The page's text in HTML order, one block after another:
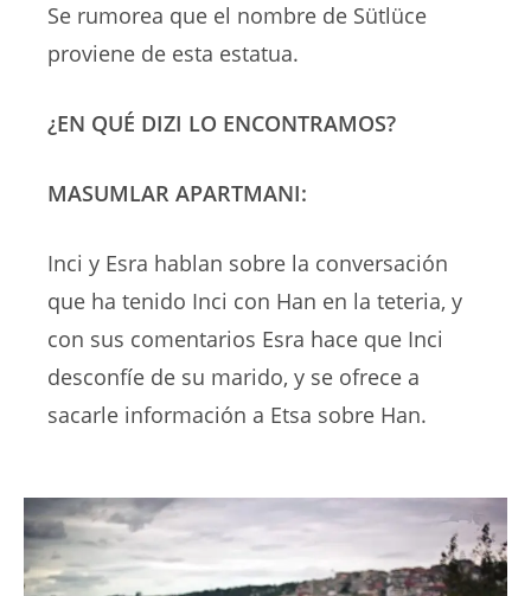
Se rumorea que el nombre de Sütlüce
proviene de esta estatua.
¿EN QUÉ DIZI LO ENCONTRAMOS?
MASUMLAR APARTMANI:
Inci y Esra hablan sobre la conversación
que ha tenido Inci con Han en la teteria, y
con sus comentarios Esra hace que Inci
desconfíe de su marido, y se ofrece a
sacarle información a Etsa sobre Han.